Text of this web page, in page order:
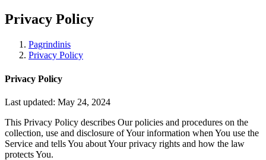
Privacy Policy
Pagrindinis
Privacy Policy
Privacy Policy
Last updated: May 24, 2024
This Privacy Policy describes Our policies and procedures on the
collection, use and disclosure of Your information when You use the
Service and tells You about Your privacy rights and how the law
protects You.